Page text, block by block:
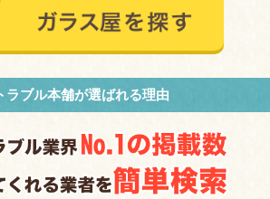
ラブル本舗が選ばれる理由